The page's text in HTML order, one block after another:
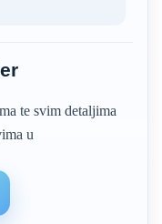
te svim detaljima
u